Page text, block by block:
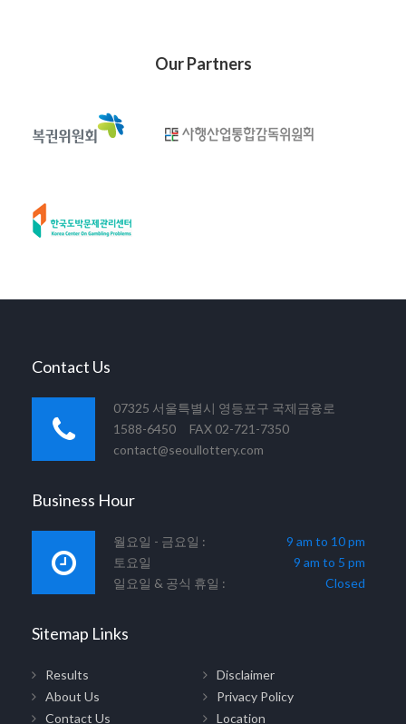
Our Partners
Contact Us
07325 서울특별시 영등포구 국제금융로
1588-6450 FAX 02-721-7350
contact@seoullottery.com
Business Hour
월요일 - 금요일 :
9 am to 10 pm
토요일
9 am to 5 pm
일요일 & 공식 휴일 :
Closed
Sitemap Links
Results
Disclaimer
About Us
Privacy Policy
Contact Us
Location